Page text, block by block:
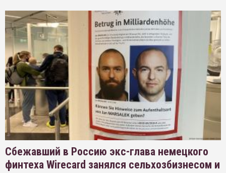
Сбежавший в Россию экс-глава немецкого
финтеха Wirecard занялся сельхозбизнесом и